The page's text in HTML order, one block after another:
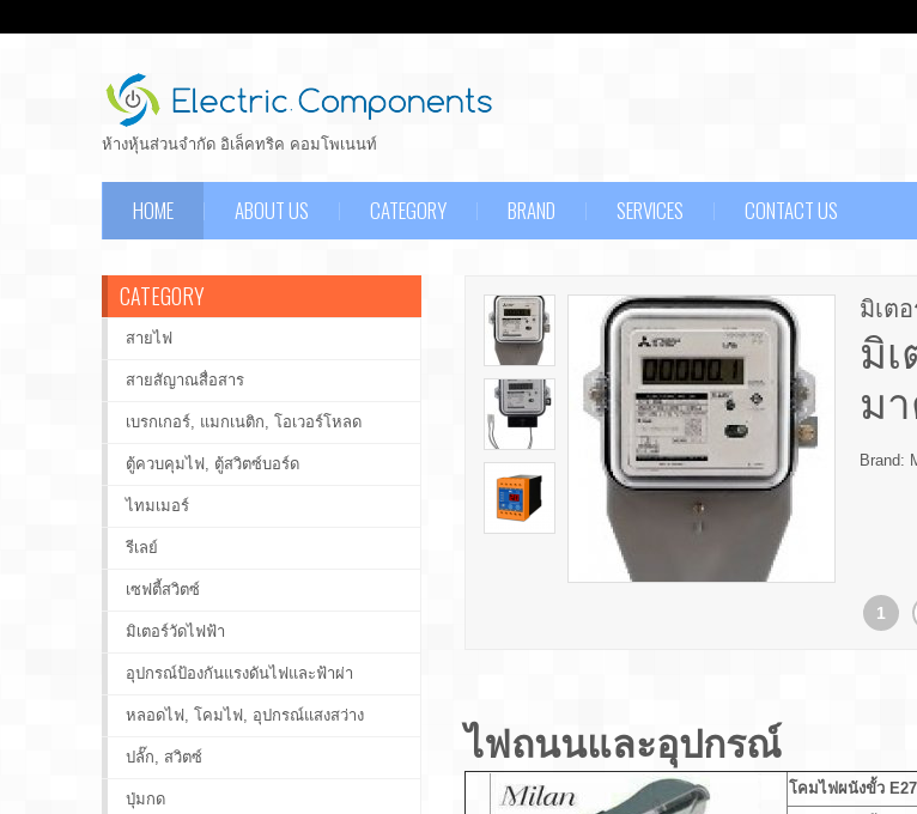
ห้างหุ้นส่วนจำกัด อิเล็คทริค คอมโพเนนท์
HOME ABOUT US CATEGORY BRAND SERVICES CONTACT US
มิเต
มิ
ม
Brand:
1
​ไฟถนนและอุปกรณ์
โคมไฟผนังขั้ว
CATEGORY
สายไฟ
สายสัญาณสื่อสาร
เบรกเกอร์, แมกเนติก, โอเวอร์โหลด
ตู้ควบคุมไฟ, ตู้สวิตซ์บอร์ด
ไทมเมอร์
รีเลย์
เซฟตี้สวิตซ์
มิเตอร์วัดไฟฟ้า
อุปกรณ์ป้องกันแรงดันไฟและฟ้าผ่า
หลอดไฟ, โคมไฟ, อุปกรณ์แสงสว่าง
ปลั๊ก, สวิตซ์
ปุ่มกด